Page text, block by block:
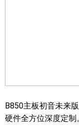
B850主板初音未来
硬件全方位深度定制